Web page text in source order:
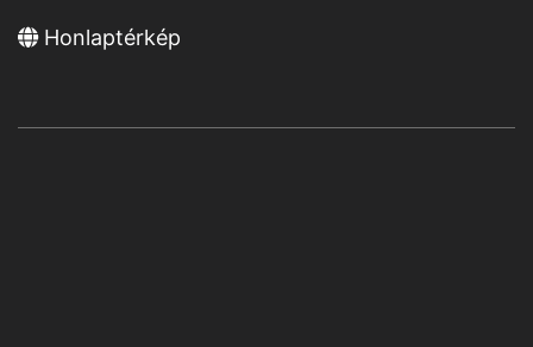
Honlaptérkép